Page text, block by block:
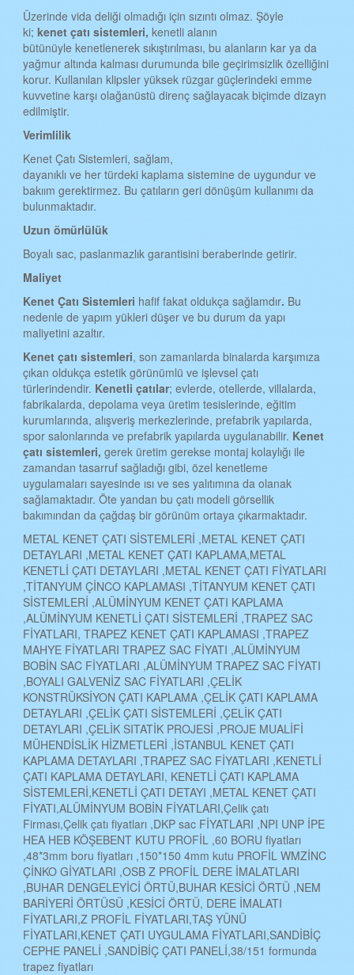
Üzerinde vida deliği olmadığı için sızıntı olmaz. Şöyle
ki;kenet çatı sistemleri,kenetli alanın
bütünüyle kenetlenerek sıkıştırılması, bu alanların kar ya da
yağmur altında kalması durumunda bile geçirimsizlik özelliğini
korur. Kullanılan klipsler yüksek rüzgar güçlerindeki emme
kuvvetine karşı olağanüstü direnç sağlayacak biçimde dizayn
edilmiştir.
Verimlilik
Kenet Çatı Sistemleri, sağlam,
dayanıklı ve her türdeki kaplama sistemine de uygundur ve
bakıım gerektirmez. Bu çatıların geri dönüşüm kullanımı da
bulunmaktadır.
Uzun ömürlülük
Boyalı sac, paslanmazlık garantisini beraberinde getirir.
Maliyet
Kenet Çatı Sistemleri hafif fakat oldukça sağlamdır. Bu
nedenle de yapım yükleri düşer ve bu durum da yapı
maliyetini azaltır.
Kenet çatı sistemleri, son zamanlarda binalarda karşımıza
çıkan oldukça estetik görünümlü ve işlevsel çatı
türlerindendir. Kenetli çatılar; evlerde, otellerde, villalarda,
fabrikalarda, depolama veya üretim tesislerinde, eğitim
kurumlarında, alışveriş merkezlerinde, prefabrik yapılarda,
spor salonlarında ve prefabrik yapılarda uygulanabilir. Kenet
çatı sistemleri,gerek üretim gerekse montaj kolaylığı ile
zamandan tasarruf sağladığı gibi, özel kenetleme
uygulamaları sayesinde ısı ve ses yalıtımına da olanak
sağlamaktadır. Öte yandan bu çatı modeli görsellik
bakımından da çağdaş bir görünüm ortaya çıkarmaktadır.
METAL KENET ÇATI SİSTEMLERİ ,METAL KENET ÇATI
DETAYLARI ,METAL KENET ÇATI KAPLAMA,METAL
KENETLİ ÇATI DETAYLARI ,METAL KENET ÇATI FİYATLARI
,TİTANYUM ÇİNCO KAPLAMASI ,TİTANYUM KENET ÇATI
SİSTEMLERİ ,ALÜMİNYUM KENET ÇATI KAPLAMA
,ALÜMİNYUM KENETLİ ÇATI SİSTEMLERİ ,TRAPEZ SAC
FİYATLARI, TRAPEZ KENET ÇATI KAPLAMASI ,TRAPEZ
MAHYE FİYATLARI TRAPEZ SAC FİYATI ,ALÜMİNYUM
BOBİN SAC FİYATLARI ,ALÜMİNYUM TRAPEZ SAC FİYATI
,BOYALI GALVENİZ SAC FİYATLARI ,ÇELİK
KONSTRÜKSİYON ÇATI KAPLAMA ,ÇELİK ÇATI KAPLAMA
DETAYLARI ,ÇELİK ÇATI SİSTEMLERİ ,ÇELİK ÇATI
DETAYLARI ,ÇELİK SITATİK PROJESİ ,PROJE MUALİFİ
MÜHENDİSLİK HİZMETLERİ ,İSTANBUL KENET ÇATI
KAPLAMA DETAYLARI ,TRAPEZ SAC FİYATLARI ,KENETLİ
ÇATI KAPLAMA DETAYLARI, KENETLİ ÇATI KAPLAMA
SİSTEMLERİ,KENETLİ ÇATI DETAYI ,METAL KENET ÇATI
FİYATI,ALÜMİNYUM BOBİN FİYATLARI,Çelik çatı
Firması,Çelik çatı fiyatları ,DKP sac FİYATLARI ,NPI UNP İPE
HEA HEB KÖŞEBENT KUTU PROFİL ,60 BORU fiyatları
,48*3mm boru fiyatları ,150*150 4mm kutu PROFİL WMZİNC
ÇİNKO GİYATLARI ,OSB Z PROFİL DERE İMALATLARI
,BUHAR DENGELEYİCİ ÖRTÜ,BUHAR KESİCİ ÖRTÜ ,NEM
BARİYERİ ÖRTÜSÜ ,KESİCİ ÖRTÜ, DERE İMALATI
FİYATLARI,Z PROFİL FİYATLARI,TAŞ YÜNÜ
FİYATLARI,KENET ÇATI UYGULAMA FİYATLARI,SANDİBİÇ
CEPHE PANELİ ,SANDİBİÇ ÇATI PANELİ,38/151 formunda
trapez fiyatları